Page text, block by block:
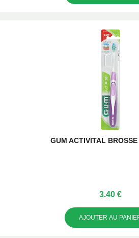
GUM ACTIVITAL
3.40 €
AJOUTER AU